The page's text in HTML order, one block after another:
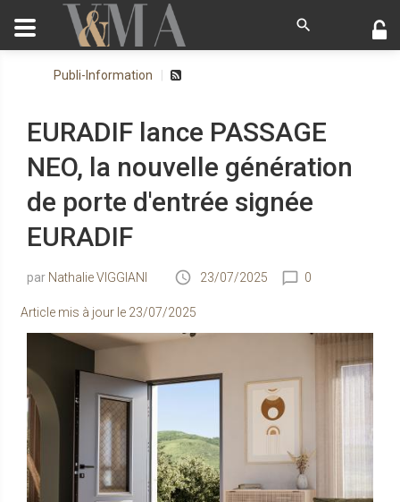
Publi-Information
EURADIF lance PASSAGE
NEO, la nouvelle génération
de porte d'entrée signée
EURADIF
Nathalie VIGGIANI 23/07/2025 0
Article mis à jour le 23/07/2025